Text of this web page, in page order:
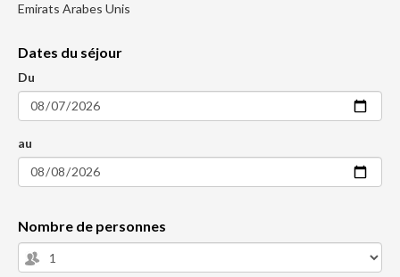
Emirats Arabes Unis
Dates du séjour
Du
au
Nombre de personnes